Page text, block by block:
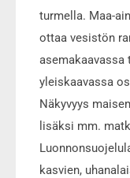
turmella. Maa-
ottaa vesistön
yleiskaavassa
Näkyvyys
lisäksi mm.
kasvien,